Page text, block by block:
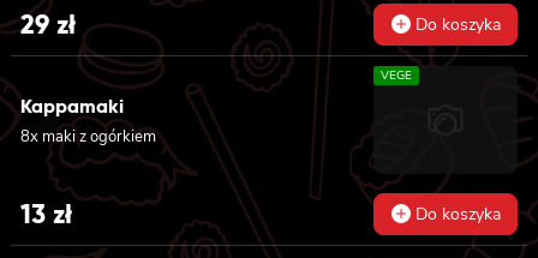
29 zł Do koszyka
Kappamaki
8x maki z ogórkiem
VEGE
13 zł Do koszyka